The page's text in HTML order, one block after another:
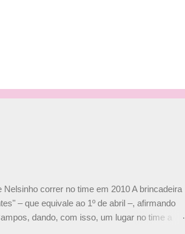
correr no time em 2010 A brincadeira
– que equivale ao 1º de abril –, afirmando
dando, com isso, um lugar no time a